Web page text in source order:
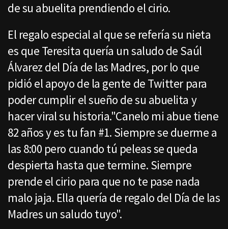
de su abuelita prendiendo el cirio.
El regalo especial al que se refería su nieta
es que Teresita quería un saludo de Saúl
Álvarez del Día de las Madres, por lo que
pidió el apoyo de la gente de Twitter para
poder cumplir el sueño de su abuelita y
hacer viral su historia."Canelo mi abue tiene
82 años y es tu fan #1. Siempre se duerme a
las 8:00 pero cuando tú peleas se queda
despierta hasta que termine. Siempre
prende el cirio para que no te pase nada
malo jaja. Ella quería de regalo del Día de las
Madres un saludo tuyo".